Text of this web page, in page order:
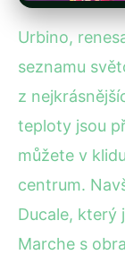
Urbino,
seznamu
z
teploty jsou
můžete v
centrum.
Ducale, který
Marche s